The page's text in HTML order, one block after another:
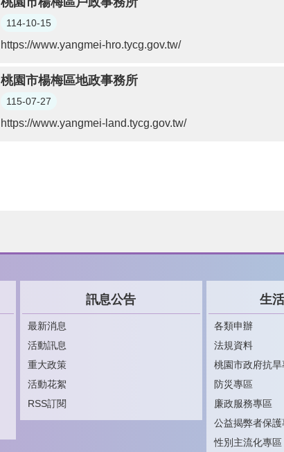
114-10-15
https://www.yangmei-hro.tycg.gov.tw/
桃園市楊梅區地政事務所
115-07-27
https://www.yangmei-land.tycg.gov.tw/
訊息公告
最新消息
活動訊息
重大政策
活動花絮
RSS訂閱
生
各類申辦
法規資料
桃園市政府抗旱
防災專區
廉政服務專區
公益揭弊者保護
性別主流化專區